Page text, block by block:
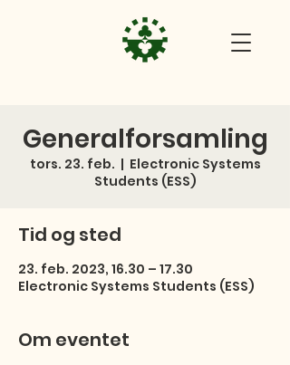
Generalforsamling
tors. 23. feb.
  |
Electronic Systems
Students (ESS)
Tid og sted
23. feb. 2023, 16.30 – 17.30
Electronic Systems Students (ESS)
Om eventet